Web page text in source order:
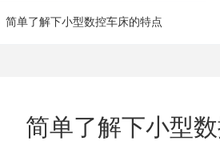
简单了解下小型数控车床的特点
简单了解下小型